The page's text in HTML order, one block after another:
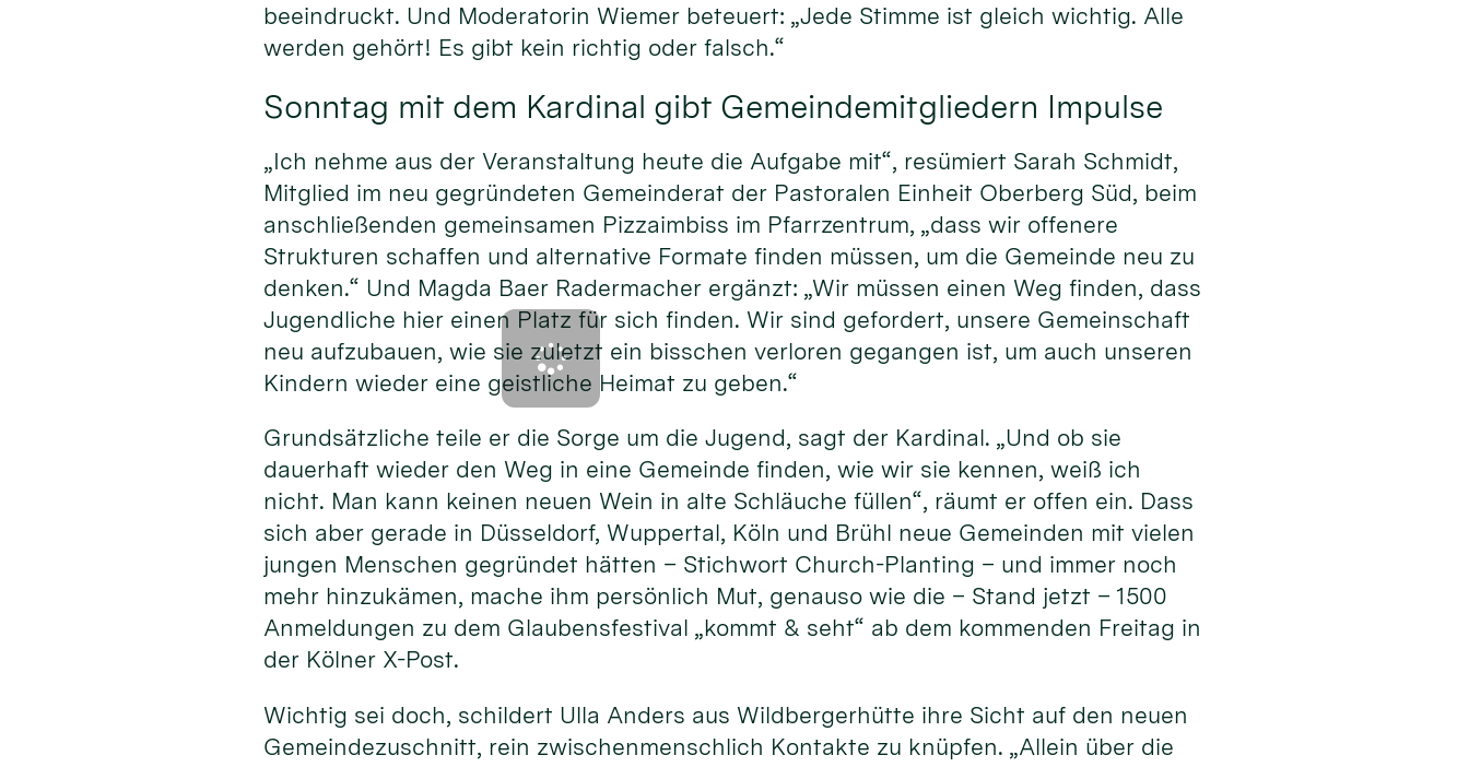
beeindruckt. Und Moderatorin Wiemer beteuert: „Jede Stimme ist gleich wichtig. Alle
werden gehört! Es gibt kein richtig oder falsch.“
Sonntag mit dem Kardinal gibt Gemeindemitgliedern Impulse
„Ich nehme aus der Veranstaltung heute die Aufgabe mit“, resümiert Sarah Schmidt,
Mitglied im neu gegründeten Gemeinderat der Pastoralen Einheit Oberberg Süd, beim
anschließenden gemeinsamen Pizzaimbiss im Pfarrzentrum, „dass wir offenere
Strukturen schaffen und alternative Formate finden müssen, um die Gemeinde neu zu
denken.“ Und Magda Baer Radermacher ergänzt: „Wir müssen einen Weg finden, dass
Jugendliche hier einen Platz für sich finden. Wir sind gefordert, unsere Gemeinschaft
neu aufzubauen, wie sie zuletzt ein bisschen verloren gegangen ist, um auch unseren
Kindern wieder eine geistliche Heimat zu geben.“
Grundsätzliche teile er die Sorge um die Jugend, sagt der Kardinal. „Und ob sie
dauerhaft wieder den Weg in eine Gemeinde finden, wie wir sie kennen, weiß ich
nicht. Man kann keinen neuen Wein in alte Schläuche füllen“, räumt er offen ein. Dass
sich aber gerade in Düsseldorf, Wuppertal, Köln und Brühl neue Gemeinden mit vielen
jungen Menschen gegründet hätten – Stichwort Church-Planting – und immer noch
mehr hinzukämen, mache ihm persönlich Mut, genauso wie die – Stand jetzt – 1500
Anmeldungen zu dem Glaubensfestival „kommt & seht“ ab dem kommenden Freitag in
der Kölner X-Post.
Wichtig sei doch, schildert Ulla Anders aus Wildbergerhütte ihre Sicht auf den neuen
Gemeindezuschnitt, rein zwischenmenschlich Kontakte zu knüpfen. „Allein über die